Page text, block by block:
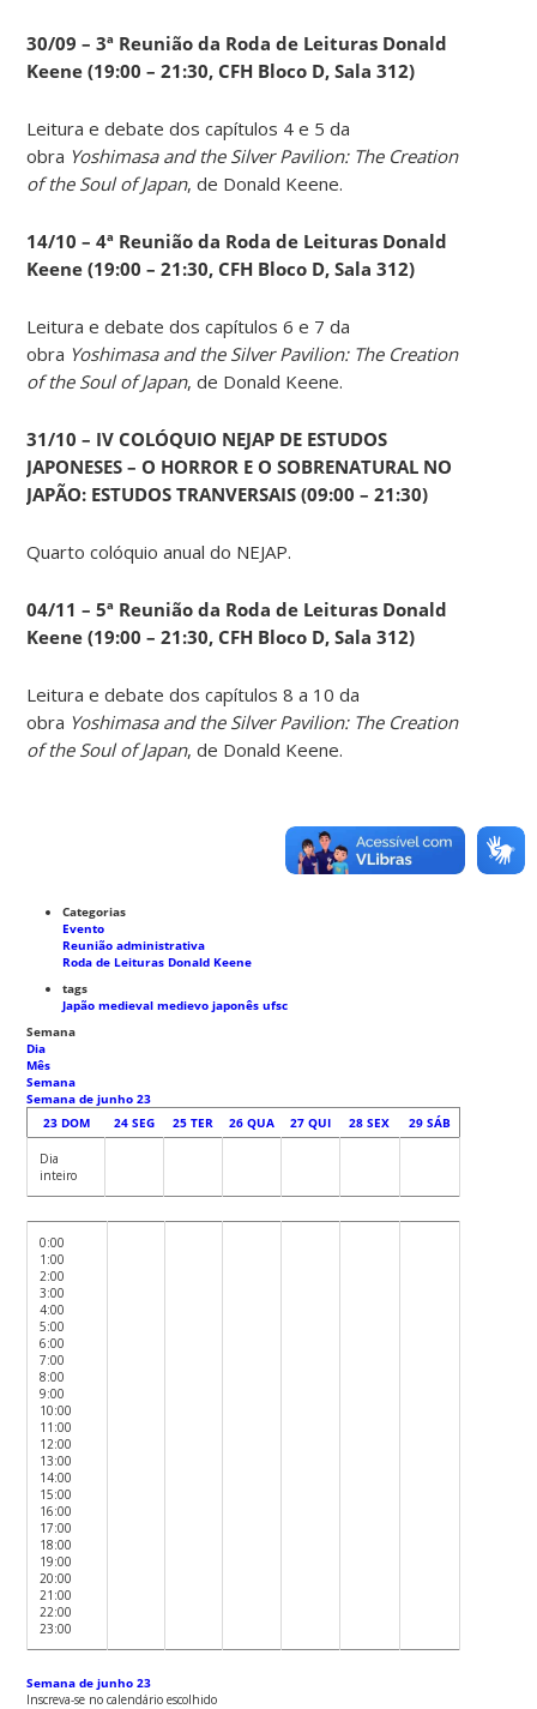
30/09 – 3ª Reunião da Roda de Leituras Donald
Keene (19:00 – 21:30, CFH Bloco D, Sala 312)
Leitura e debate dos capítulos 4 e 5 da
obra Yoshimasa and the Silver Pavilion: The Creation
of the Soul of Japan, de Donald Keene.
14/10 – 4ª Reunião da Roda de Leituras Donald
Keene (19:00 – 21:30, CFH Bloco D, Sala 312)
Leitura e debate dos capítulos 6 e 7 da
obra Yoshimasa and the Silver Pavilion: The Creation
of the Soul of Japan, de Donald Keene.
31/10 – IV COLÓQUIO NEJAP DE ESTUDOS
JAPONESES – O HORROR E O SOBRENATURAL NO
JAPÃO: ESTUDOS TRANVERSAIS (09:00 – 21:30)
Quarto colóquio anual do NEJAP.
04/11 – 5ª Reunião da Roda de Leituras Donald
Keene (19:00 – 21:30, CFH Bloco D, Sala 312)
Leitura e debate dos capítulos 8 a 10 da
obra Yoshimasa and the Silver Pavilion: The Creation
of the Soul of Japan, de Donald Keene.
Categorias
Evento
Reunião administrativa
Roda de Leituras Donald Keene
tags
Japão medievalmedievo japonêsufsc
Semana
Dia
Mês
Semana
Semana de junho 23
23 DOM 24 SEG 25 TER 26 QUA 27 QUI 28 SEX 29 SÁB
Dia
inteiro
0:00
1:00
2:00
3:00
4:00
5:00
6:00
7:00
8:00
9:00
10:00
11:00
12:00
13:00
14:00
15:00
16:00
17:00
18:00
19:00
20:00
21:00
22:00
23:00
Semana de junho 23
Inscreva-se no calendário escolhido